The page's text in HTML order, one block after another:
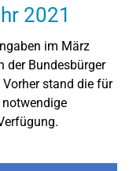
2021
im März
der Bundesbürger
stand die für
notwendige